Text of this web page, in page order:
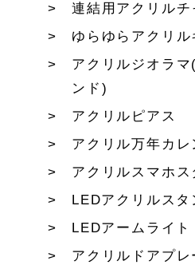
連結用アクリルチ
ゆらゆらアクリル
アクリルジオラ
ンド)
アクリルピアス
アクリル万年カレ
アクリルスマホス
LEDアクリルスタ
LEDアームライト
アクリルドアプレ